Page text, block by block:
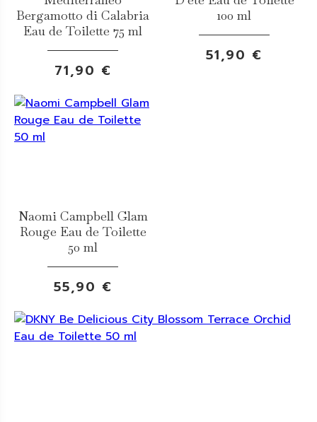
Bergamotto di Calabria
Eau de Toilette 75 ml
71,90 €
100 ml
51,90 €
Naomi Campbell Glam
Rouge Eau de Toilette
50 ml
55,90 €